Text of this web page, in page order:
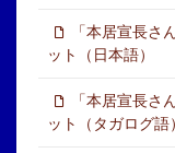
「本居宣長
ット（日本語）
「本居宣長
ット（タガログ語）